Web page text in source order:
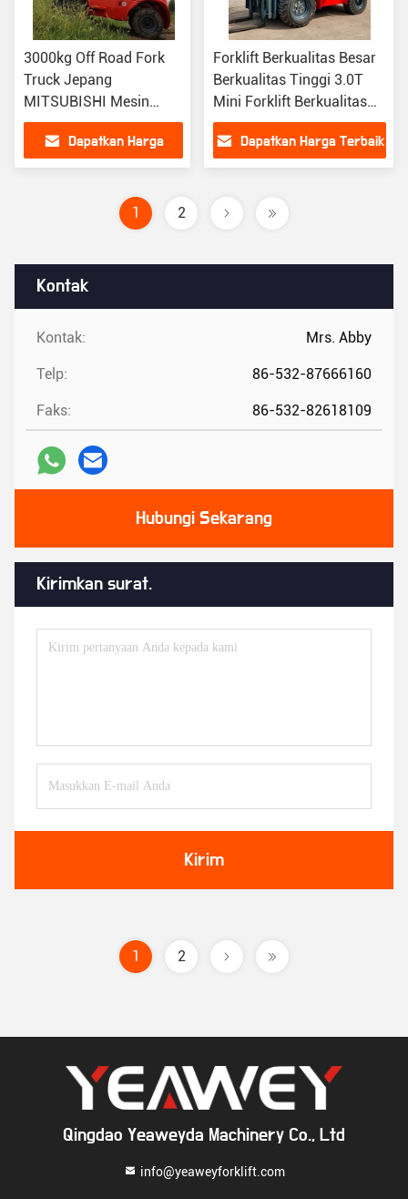
Kontak
Kontak: Mrs. Abby
Telp: 86-532-87666160
Faks: 86-532-82618109
Hubungi Sekarang
Kirimkan surat.
Kirim
3000kg Off Road Fork
Truck Jepang
MITSUBISHI Mesin
Forklift untuk medan
yang kerasDapatkan Harga
Forklift Berkualitas Besar
Berkualitas Tinggi 3.0T
Mini Forklift Berkualitas
Tinggi
Dapatkan Harga Terbaik
1 2
1 2
Qingdao Yeaweyda Machinery Co., Ltd
info@yeaweyforklift.com